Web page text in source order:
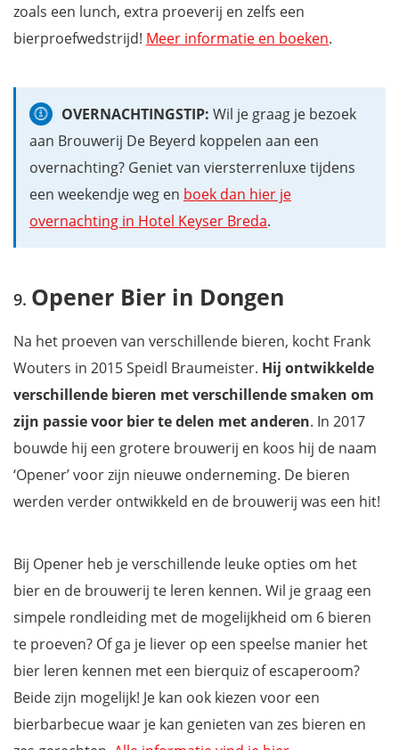
zoals een lunch, extra proeverij en zelfs een
bierproefwedstrijd! Meer informatie en boeken.
OVERNACHTINGSTIP: Wil je graag je bezoek
aan Brouwerij De Beyerd koppelen aan een
overnachting? Geniet van viersterrenluxe tijdens
een weekendje weg en boek dan hier je
overnachting in Hotel Keyser Breda.
Opener Bier in Dongen
Na het proeven van verschillende bieren, kocht Frank
Wouters in 2015 Speidl Braumeister. Hij ontwikkelde
verschillende bieren met verschillende smaken om
zijn passie voor bier te delen met anderen. In 2017
bouwde hij een grotere brouwerij en koos hij de naam
‘Opener’ voor zijn nieuwe onderneming. De bieren
werden verder ontwikkeld en de brouwerij was een hit!
Bij Opener heb je verschillende leuke opties om het
bier en de brouwerij te leren kennen. Wil je graag een
simpele rondleiding met de mogelijkheid om 6 bieren
te proeven? Of ga je liever op een speelse manier het
bier leren kennen met een bierquiz of escaperoom?
Beide zijn mogelijk! Je kan ook kiezen voor een
bierbarbecue waar je kan genieten van zes bieren en